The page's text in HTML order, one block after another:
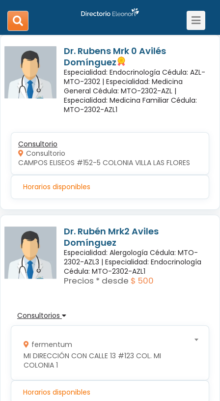
search
navigation
Toggle
Dr. Rubens Mrk 0 Avilés
Domínguez
Especialidad: Endocrinología Cédula: AZL-
MTO-2302 | Especialidad: Medicina
General Cédula: MTO-2302-AZL |
Especialidad: Medicina Familiar Cédula:
MTO-2302-AZL1
Consultorio
Consultorio
CAMPOS ELISEOS #152-5 COLONIA VILLA LAS FLORES
Horarios disponibles
Dr. Rubén Mrk2 Aviles
Domínguez
Especialidad: Alergología Cédula: MTO-
2302-AZL3 | Especialidad: Endocrinología
Cédula: MTO-2302-AZL1
Precios * desde $ 500
Consultorios
fermentum
MI DIRECCIÓN CON CALLE 13 #123 COL. MI
COLONIA 1
Horarios disponibles